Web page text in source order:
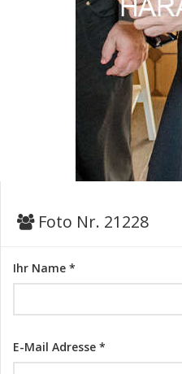
Foto Nr. 21228
Ihr Name *
E-Mail Adresse *